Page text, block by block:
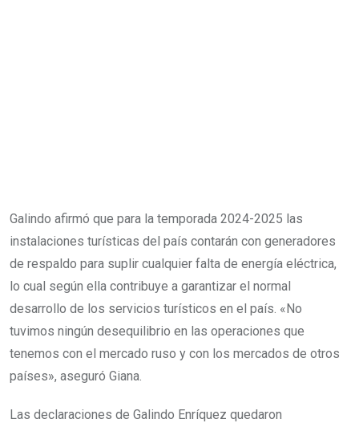
Galindo afirmó que para la temporada 2024-2025 las
instalaciones turísticas del país contarán con generadores
de respaldo para suplir cualquier falta de energía eléctrica,
lo cual según ella contribuye a garantizar el normal
desarrollo de los servicios turísticos en el país. «No
tuvimos ningún desequilibrio en las operaciones que
tenemos con el mercado ruso y con los mercados de otros
países», aseguró Giana.
Las declaraciones de Galindo Enríquez quedaron